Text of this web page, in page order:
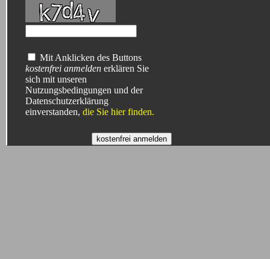
Mit Anklicken des Buttons
kostenfrei anmelden erklären Sie
sich mit unseren
Nutzungsbedingungen und der
Datenschutzerklärung
einverstanden, die Sie hier finden.